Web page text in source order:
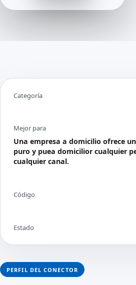
PERFIL DEL CONECTOR
Categoría
Mejor para
Una empresa a domicilio ofrece
puro y puea domicilior cualquier
cualquier canal.
Código
Estado